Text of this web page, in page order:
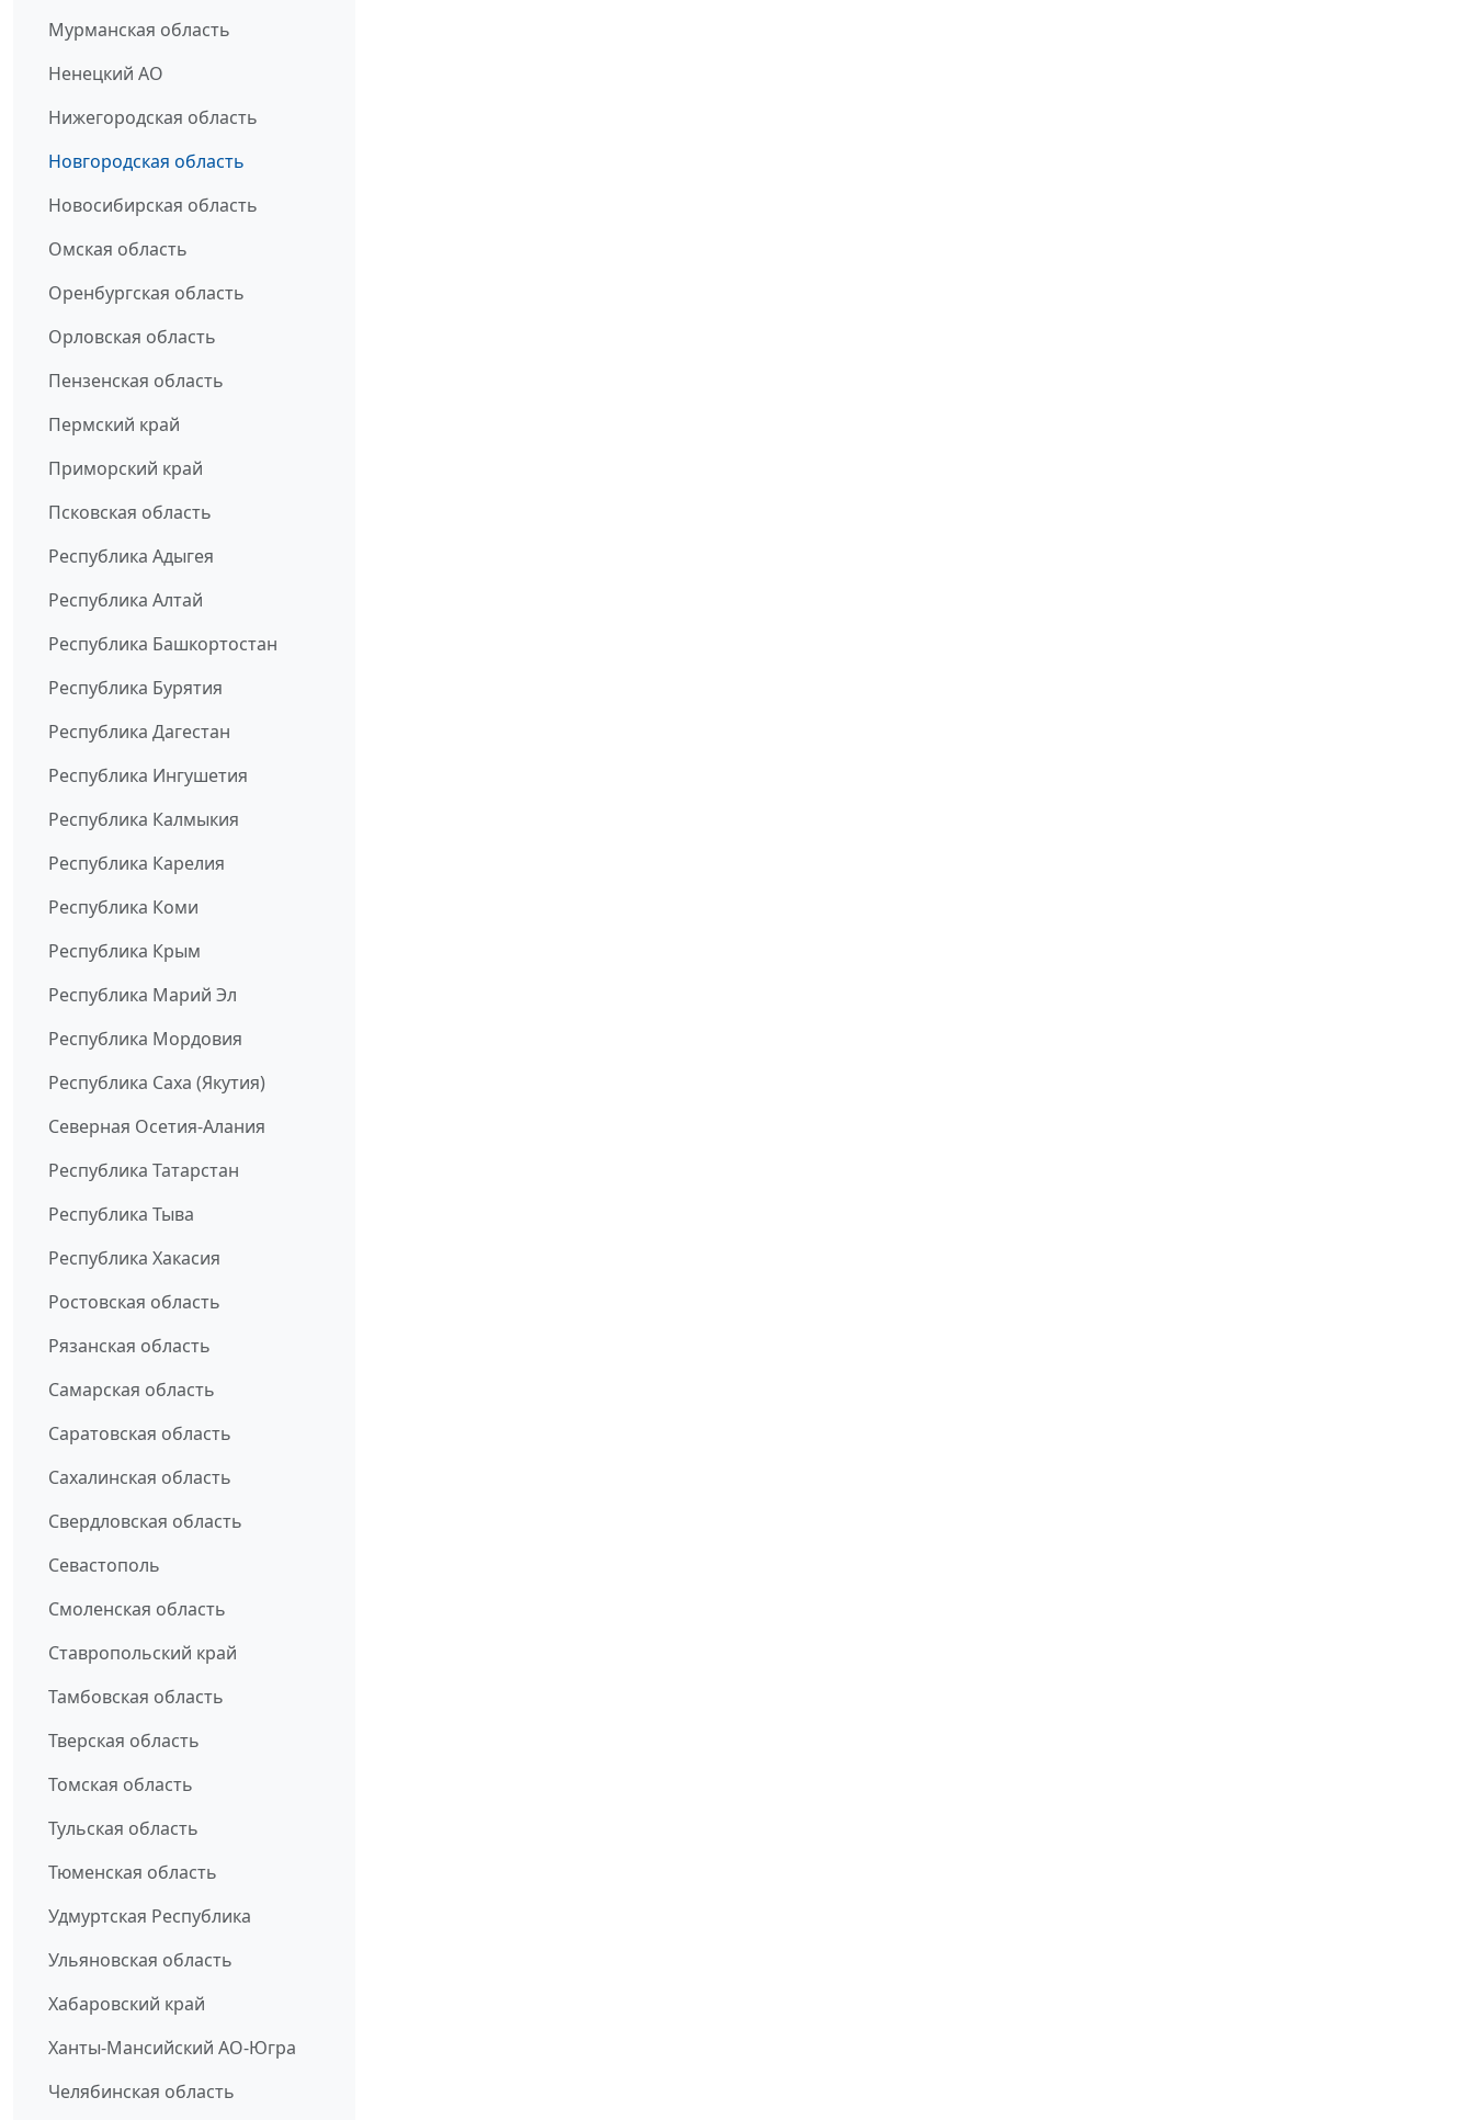
Мурманская область
Ненецкий АО
Нижегородская область
Новгородская область
Новосибирская область
Омская область
Оренбургская область
Орловская область
Пензенская область
Пермский край
Приморский край
Псковская область
Республика Адыгея
Республика Алтай
Республика Башкортостан
Республика Бурятия
Республика Дагестан
Республика Ингушетия
Республика Калмыкия
Республика Карелия
Республика Коми
Республика Крым
Республика Марий Эл
Республика Мордовия
Республика Саха (Якутия)
Северная Осетия-Алания
Республика Татарстан
Республика Тыва
Республика Хакасия
Ростовская область
Рязанская область
Самарская область
Саратовская область
Сахалинская область
Свердловская область
Севастополь
Смоленская область
Ставропольский край
Тамбовская область
Тверская область
Томская область
Тульская область
Тюменская область
Удмуртская Республика
Ульяновская область
Хабаровский край
Ханты-Мансийский АО-Югра
Челябинская область